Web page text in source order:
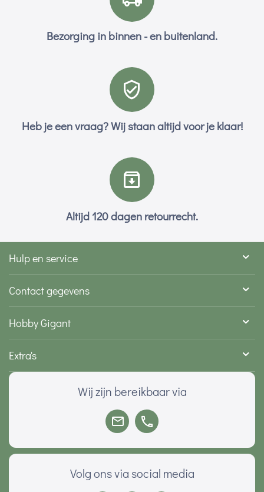
Bezorging in binnen - en buitenland.
Heb je een vraag? Wij staan altijd voor je klaar!
Altijd 120 dagen retourrecht.
Hulp en service
Contact gegevens
Hobby Gigant
Extra's
Wij zijn bereikbaar via
Volg ons via social media